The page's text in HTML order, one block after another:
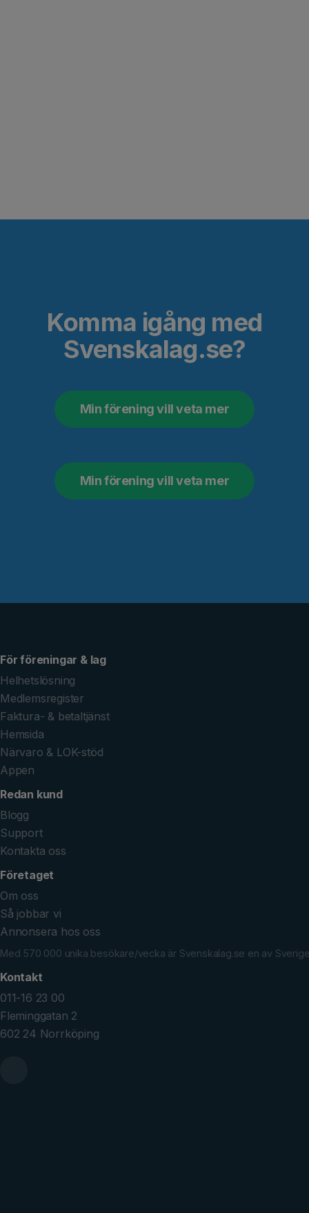
Komma igång med
Svenskalag.se?
Min förening vill veta mer
Min förening vill veta mer
För föreningar & lag
Helhetslösning
Medlemsregister
Faktura- & betaltjänst
Hemsida
Närvaro & LOK-stöd
Appen
Redan kund
Blogg
Support
Kontakta oss
Företaget
Om oss
Så jobbar vi
Annonsera hos oss
Med 570 000 unika besökare/vecka är Svenskalag.se en av
Kontakt
011-16 23 00
Fleminggatan 2
602 24 Norrköping